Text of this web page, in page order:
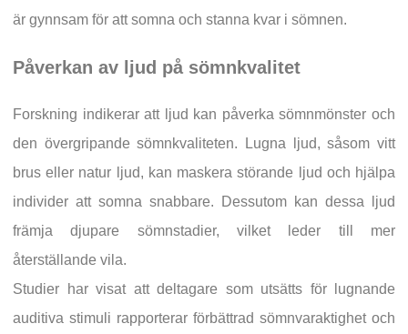
är gynnsam för att somna och stanna kvar i sömnen.
Påverkan av ljud på sömnkvalitet
Forskning indikerar att ljud kan påverka sömnmönster och
den övergripande sömnkvaliteten. Lugna ljud, såsom vitt
brus eller natur ljud, kan maskera störande ljud och hjälpa
individer att somna snabbare. Dessutom kan dessa ljud
främja djupare sömnstadier, vilket leder till mer
återställande vila.
Studier har visat att deltagare som utsätts för lugnande
auditiva stimuli rapporterar förbättrad sömnvaraktighet och